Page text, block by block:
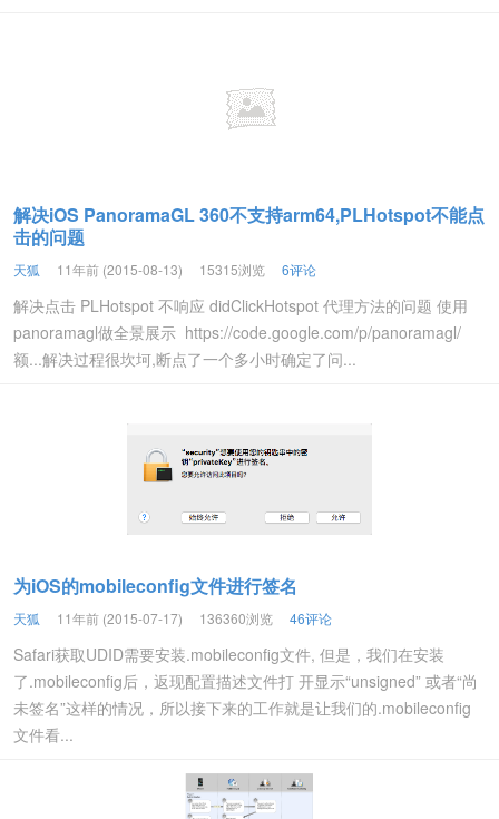
解决iOS PanoramaGL 360不支持arm64,PLHotspot不能点
击的问题
天狐 11年前 (2015-08-13) 15315浏览 6评论
解决点击 PLHotspot 不响应 didClickHotspot 代理方法的问题 使用
panoramagl做全景展示 https://code.google.com/p/panoramagl/
额...解决过程很坎坷,断点了一个多小时确定了问...
为iOS的mobileconfig文件进行签名
天狐 11年前 (2015-07-17) 136360浏览 46评论
Safari获取UDID需要安装.mobileconfig文件, 但是，我们在安装
了.mobileconfig后，返现配置描述文件打 开显示“unsigned” 或者“尚
未签名”这样的情况，所以接下来的工作就是让我们的.mobileconfig
文件看...